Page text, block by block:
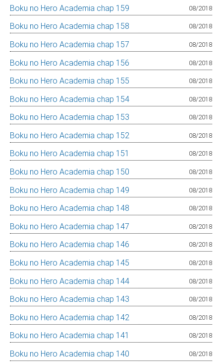
Boku no Hero Academia chap 159 08/2018
Boku no Hero Academia chap 158 08/2018
Boku no Hero Academia chap 157 08/2018
Boku no Hero Academia chap 156 08/2018
Boku no Hero Academia chap 155 08/2018
Boku no Hero Academia chap 154 08/2018
Boku no Hero Academia chap 153 08/2018
Boku no Hero Academia chap 152 08/2018
Boku no Hero Academia chap 151 08/2018
Boku no Hero Academia chap 150 08/2018
Boku no Hero Academia chap 149 08/2018
Boku no Hero Academia chap 148 08/2018
Boku no Hero Academia chap 147 08/2018
Boku no Hero Academia chap 146 08/2018
Boku no Hero Academia chap 145 08/2018
Boku no Hero Academia chap 144 08/2018
Boku no Hero Academia chap 143 08/2018
Boku no Hero Academia chap 142 08/2018
Boku no Hero Academia chap 141 08/2018
Boku no Hero Academia chap 140 08/2018